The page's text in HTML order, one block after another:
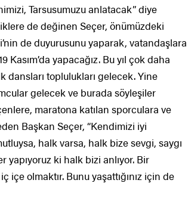
Tarsusumuzu anlatacak” diye
de değinen Seçer, önümüzdeki
de duyurusunu yaparak, vatandaşlara
Kasım’da yapacağız. Bu yıl çok daha
dansları toplulukları gelecek. Yine
gelecek ve burada söyleşiler
maratona katılan sporculara ve
Başkan Seçer, “Kendimizi iyi
halk varsa, halk bize sevgi, saygı
ki halk bizi anlıyor. Bir
olmaktır. Bunu yaşattığınız için de